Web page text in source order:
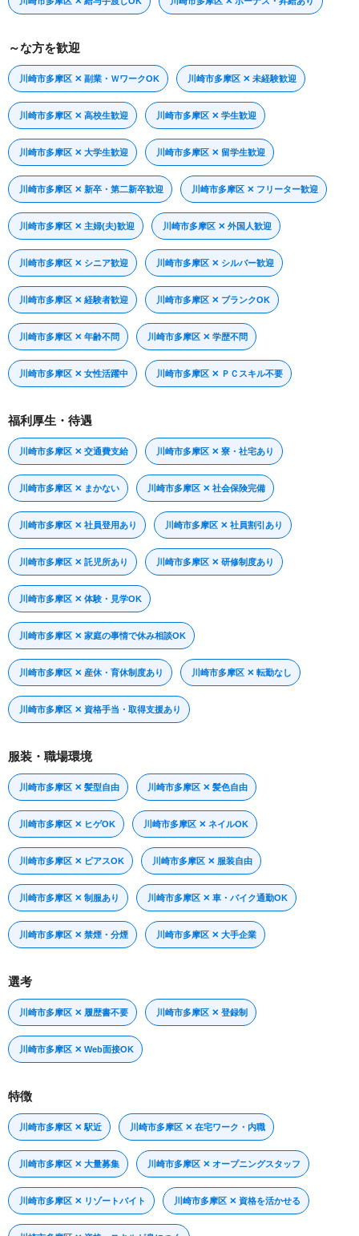
～な方を歓迎
川崎市多摩区 ✕ 副業・ＷワークOK 川崎市多摩区 ✕ 未経験歓迎
川崎市多摩区 ✕ 高校生歓迎 川崎市多摩区 ✕ 学生歓迎
川崎市多摩区 ✕ 大学生歓迎 川崎市多摩区 ✕ 留学生歓迎
川崎市多摩区 ✕ 新卒・第二新卒歓迎 川崎市多摩区 ✕ フリーター歓迎
川崎市多摩区 ✕ 主婦(夫)歓迎 川崎市多摩区 ✕ 外国人歓迎
川崎市多摩区 ✕ シニア歓迎 川崎市多摩区 ✕ シルバー歓迎
川崎市多摩区 ✕ 経験者歓迎 川崎市多摩区 ✕ ブランクOK
川崎市多摩区 ✕ 年齢不問 川崎市多摩区 ✕ 学歴不問
川崎市多摩区 ✕ 女性活躍中 川崎市多摩区 ✕ ＰＣスキル不要
福利厚生・待遇
川崎市多摩区 ✕ 交通費支給 川崎市多摩区 ✕ 寮・社宅あり
川崎市多摩区 ✕ まかない 川崎市多摩区 ✕ 社会保険完備
川崎市多摩区 ✕ 社員登用あり 川崎市多摩区 ✕ 社員割引あり
川崎市多摩区 ✕ 託児所あり 川崎市多摩区 ✕ 研修制度あり
川崎市多摩区 ✕ 体験・見学OK
川崎市多摩区 ✕ 家庭の事情で休み相談OK
川崎市多摩区 ✕ 産休・育休制度あり 川崎市多摩区 ✕ 転勤なし
川崎市多摩区 ✕ 資格手当・取得支援あり
服装・職場環境
川崎市多摩区 ✕ 髪型自由 川崎市多摩区 ✕ 髪色自由
川崎市多摩区 ✕ ヒゲOK 川崎市多摩区 ✕ ネイルOK
川崎市多摩区 ✕ ピアスOK 川崎市多摩区 ✕ 服装自由
川崎市多摩区 ✕ 制服あり 川崎市多摩区 ✕ 車・バイク通勤OK
川崎市多摩区 ✕ 禁煙・分煙 川崎市多摩区 ✕ 大手企業
選考
川崎市多摩区 ✕ 履歴書不要 川崎市多摩区 ✕ 登録制
川崎市多摩区 ✕ Web面接OK
特徴
川崎市多摩区 ✕ 駅近 川崎市多摩区 ✕ 在宅ワーク・内職
川崎市多摩区 ✕ 大量募集 川崎市多摩区 ✕ オープニングスタッフ
川崎市多摩区 ✕ リゾートバイト 川崎市多摩区 ✕ 資格を活かせる